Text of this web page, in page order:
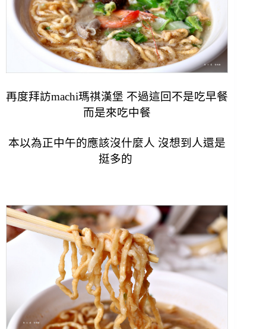
再度拜訪machi瑪祺漢堡 不過這回不是吃早餐
而是來吃中餐
本以為正中午的應該沒什麼人 沒想到人還是
挺多的